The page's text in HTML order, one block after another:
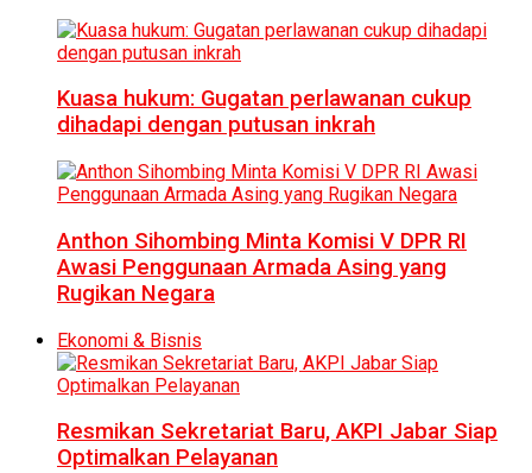
Kuasa hukum: Gugatan perlawanan cukup
dihadapi dengan putusan inkrah
Anthon Sihombing Minta Komisi V DPR RI
Awasi Penggunaan Armada Asing yang
Rugikan Negara
Ekonomi & Bisnis
Resmikan Sekretariat Baru, AKPI Jabar Siap
Optimalkan Pelayanan